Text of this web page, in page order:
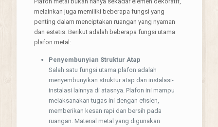
melainkan juga memiliki beberapa fungsi yang
penting dalam menciptakan ruangan yang nyaman
dan estetis. Berikut adalah beberapa fungsi utama
plafon metal:
Penyembunyian Struktur Atap
Salah satu fungsi utama plafon adalah
menyembunyikan struktur atap dan instalasi-
instalasi lainnya di atasnya. Plafon ini mampu
melaksanakan tugas ini dengan efisien,
memberikan kesan rapi dan bersih pada
ruangan. Material metal yang digunakan